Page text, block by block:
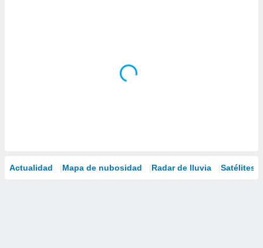
Actualidad Mapa de nubosidad Radar de lluvia Satélites